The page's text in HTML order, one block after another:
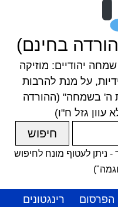
בחינם)
יהודיים: מוזיקה
על מנת להרבות
ה' בשמחה" (ההורדה
עוון גזל ח"ו)
ניתן לעטוף מונח לחיפוש
הפרסום
רינגטונים